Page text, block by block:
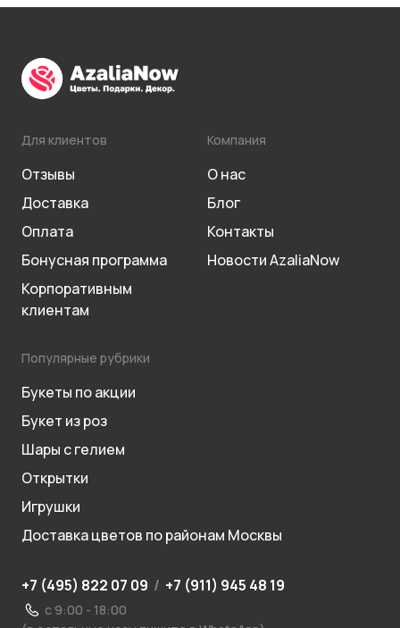
Для клиентов
Отзывы
Доставка
Оплата
Бонусная программа
Корпоративным
клиентам
Компания
О нас
Блог
Контакты
Новости AzaliaNow
Популярные рубрики
Букеты по акции
Букет из роз
Шары с гелием
Открытки
Игрушки
Доставка цветов по районам Москвы
+7 (495) 822 07 09 / +7 (911) 945 48 19
с 9:00 - 18:00